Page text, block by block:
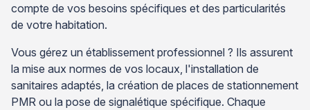
compte de vos besoins spécifiques et des particularités
de votre habitation.
Vous gérez un établissement professionnel ? Ils assurent
la mise aux normes de vos locaux, l'installation de
sanitaires adaptés, la création de places de stationnement
PMR ou la pose de signalétique spécifique. Chaque